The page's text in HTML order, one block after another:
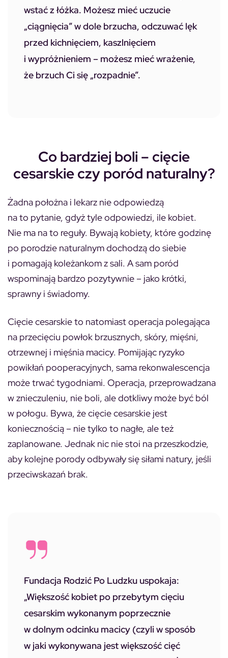
wstać z łóżka. Możesz mieć uczucie
„ciągnięcia” w dole brzucha, odczuwać lęk
przed kichnięciem, kaszlnięciem
i wypróżnieniem – możesz mieć wrażenie,
że brzuch Ci się „rozpadnie”.
Co bardziej boli – cięcie
cesarskie czy poród naturalny?
Żadna położna i lekarz nie odpowiedzą
na to pytanie, gdyż tyle odpowiedzi, ile kobiet.
Nie ma na to reguły. Bywają kobiety, które godzinę
po porodzie naturalnym dochodzą do siebie
i pomagają koleżankom z sali. A sam poród
wspominają bardzo pozytywnie – jako krótki,
sprawny i świadomy.
Cięcie cesarskie to natomiast operacja polegająca
na przecięciu powłok brzusznych, skóry, mięśni,
otrzewnej i mięśnia macicy. Pomijając ryzyko
powikłań pooperacyjnych, sama rekonwalescencja
może trwać tygodniami. Operacja, przeprowadzana
w znieczuleniu, nie boli, ale dotkliwy może być ból
w połogu. Bywa, że cięcie cesarskie jest
koniecznością – nie tylko to nagłe, ale też
zaplanowane. Jednak nic nie stoi na przeszkodzie,
aby kolejne porody odbywały się siłami natury, jeśli
przeciwskazań brak.
Fundacja Rodzić Po Ludzku uspokaja:
„Większość kobiet po przebytym cięciu
cesarskim wykonanym poprzecznie
w dolnym odcinku macicy (czyli w sposób
w jaki wykonywana jest większość cięć